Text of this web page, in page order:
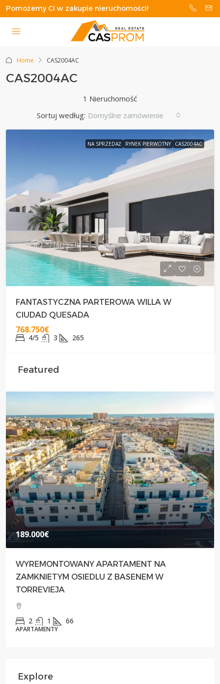
Pomożemy Ci w zakupie nieruchomości!
Home CAS2004AC
CAS2004AC
1 Nieruchomość
Sortuj według: Domyślne zamówienie
NA SPRZEDAŻ RYNEK PIERWOTNY CAS2004AC
FANTASTYCZNA PARTEROWA WILLA W
CIUDAD QUESADA
768.750€
4/5 3 265
Featured
189.000€
WYREMONTOWANY APARTAMENT NA
ZAMKNIETYM OSIEDLU Z BASENEM W
TORREVIEJA
2 1 66
APARTAMENTY
Explore